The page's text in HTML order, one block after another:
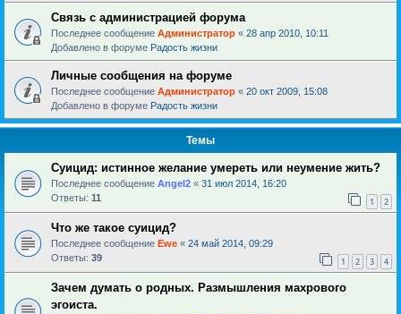
Связь с администрацией форума
Последнее сообщение Администратор « 28 апр 2010, 10:11
Добавлено в форуме Радость жизни
Личные сообщения на форуме
Последнее сообщение Администратор « 20 окт 2009, 15:08
Добавлено в форуме Радость жизни
Темы
Суицид: истинное желание умереть или неумение жить?
Последнее сообщение Angel2 « 31 июл 2014, 16:20
Ответы: 11 1 2
Что же такое суицид?
Последнее сообщение Ewe « 24 май 2014, 09:29
Ответы: 39 1 2 3 4
Зачем думать о родных. Размышления махрового
эгоиста.